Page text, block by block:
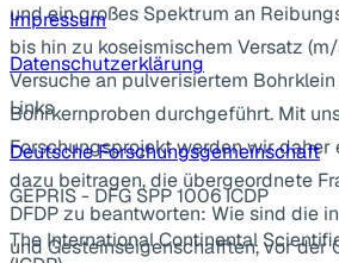
und ein großes Spektrum an
bis hin zu koseismischem Versatz
Versuche an pulverisiertem
Bohrkernproben durchgeführt. Mit
Forschungsprojekt werden wir daher
dazu beitragen, die übergeordnete
DFDP zu beantworten: Wie sind die
und Gesteinseigenschafften, vor der
Impressum
Datenschutzerklärung
Links
Deutsche Forschungsgemeinschaft
GEPRIS - DFG SPP 1006 ICDP
The International Continental